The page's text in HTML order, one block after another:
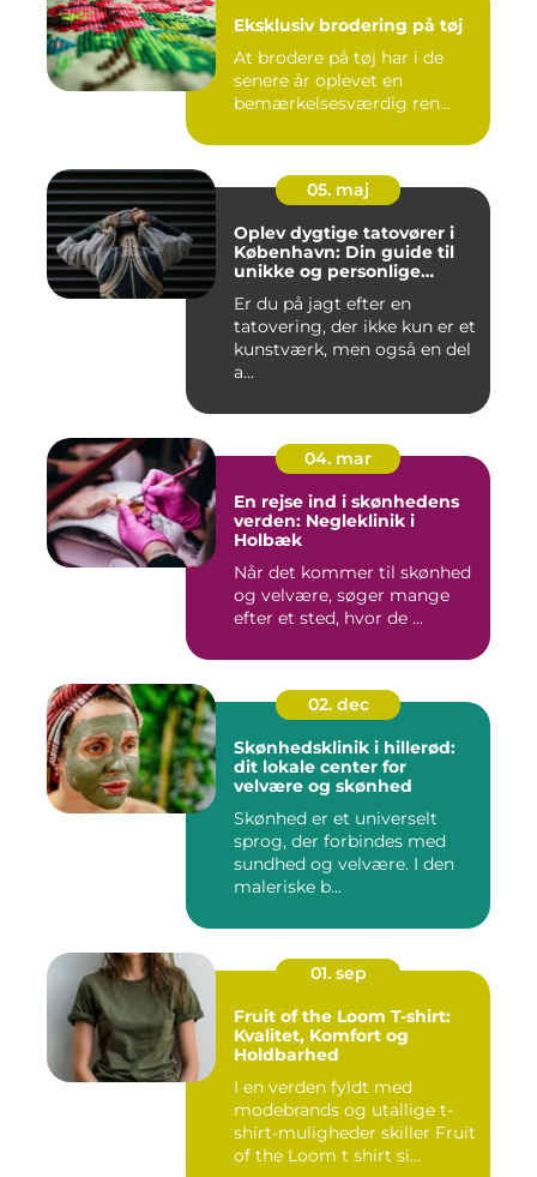
Eksklusiv brodering på tøj
At brodere på tøj har i de
senere år oplevet en
bemærkelsesværdig ren...
05. maj
Oplev dygtige tatovører i
København: Din guide til
unikke og personlige
Er du på jagt efter en
tatovering, der ikke kun er et
kunstværk, men også en del
a...
04. mar
En rejse ind i skønhedens
verden: Negleklinik i
Holbæk
Når det kommer til skønhed
og velvære, søger mange
efter et sted, hvor de ...
02. dec
Skønhedsklinik i hillerød:
dit lokale center for
velvære og skønhed
Skønhed er et universelt
sprog, der forbindes med
sundhed og velvære. I den
maleriske b...
01. sep
Fruit of the Loom T-shirt:
Kvalitet, Komfort og
Holdbarhed
I en verden fyldt med
modebrands og utallige t-
shirt-muligheder skiller Fruit
of the Loom t shirt si...